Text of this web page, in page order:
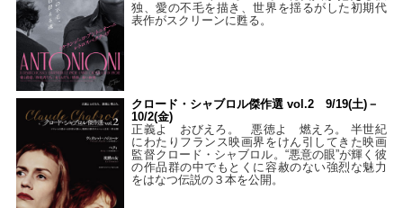
独、愛の不毛を描き、世界を揺るがした初期代
表作がスクリーンに甦る。
クロード・シャブロル傑作選 vol.2 9/19(土)－
10/2(金)
正義よ おびえろ。 悪徳よ 燃えろ。 半世紀
にわたりフランス映画界をけん引してきた映画
監督クロード・シャブロル。“悪意の眼”が輝く彼
の作品群の中でもとくに容赦のない強烈な魅力
をはなつ伝説の３本を公開。